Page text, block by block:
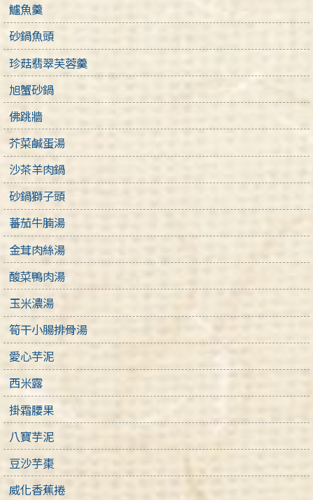
鱸魚羹
砂鍋魚頭
珍菇翡翠芙蓉羹
旭蟹砂鍋
佛跳牆
芥菜鹹蛋湯
沙茶羊肉鍋
砂鍋獅子頭
蕃茄牛腩湯
金茸肉絲湯
酸菜鴨肉湯
玉米濃湯
筍干小腸排骨湯
愛心芋泥
西米露
掛霜腰果
八寶芋泥
豆沙芋棗
威化香蕉捲